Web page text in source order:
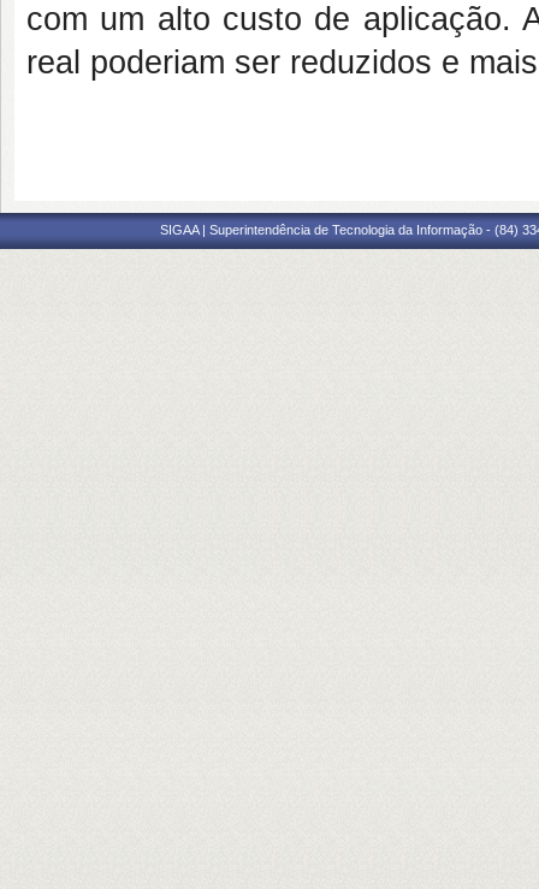
com um alto custo de aplicação.
real poderiam ser reduzidos e
SIGAA | Superintendência de Tecnologia da Informação - (84)